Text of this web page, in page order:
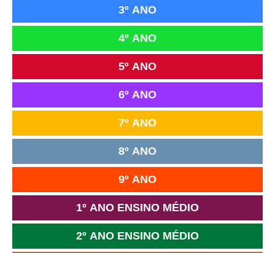
3º ANO
4º ANO
5º ANO
6º ANO
7º ANO
8º ANO
9º ANO
1º ANO ENSINO MÉDIO
2º ANO ENSINO MÉDIO